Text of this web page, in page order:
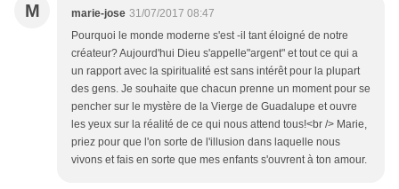
M marie-jose 31/07/2017 08:47
Pourquoi le monde moderne s'est -il tant éloigné de notre
créateur? Aujourd'hui Dieu s'appelle"argent" et tout ce qui a
un rapport avec la spiritualité est sans intérêt pour la plupart
des gens. Je souhaite que chacun prenne un moment pour se
pencher sur le mystère de la Vierge de Guadalupe et ouvre
les yeux sur la réalité de ce qui nous attend tous!<br /> Marie,
priez pour que l'on sorte de l'illusion dans laquelle nous
vivons et fais en sorte que mes enfants s'ouvrent à ton amour.